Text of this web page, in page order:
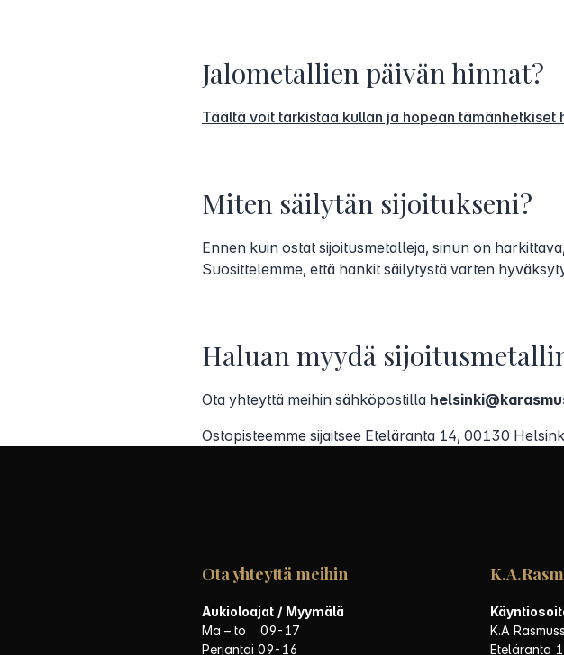
Jalometallien päivän hinnat?
Täältä voit tarkistaa kullan ja hopean
Miten säilytän sijoitukseni?
Ennen kuin ostat sijoitusmetalleja, sinun on
Suosittelemme, että hankit säilytystä varten
Haluan myydä
Ota yhteyttä meihin sähköpostilla
Ostopisteemme sijaitsee Eteläranta 14, 00130
Ota yhteyttä meihin
Aukioloajat / Myymälä
Ma – to 09-17
Perjantai 09-16
K.A
Eteläranta